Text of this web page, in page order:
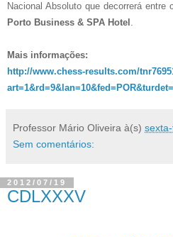
Nacional Absoluto que decorrerá
Porto Business & SPA Hotel .
Mais informações:
http://www.chess-results.com/
Professor Mário Oliveira à(s)
Sem comentários:
2012/07/19
CDLXXXV